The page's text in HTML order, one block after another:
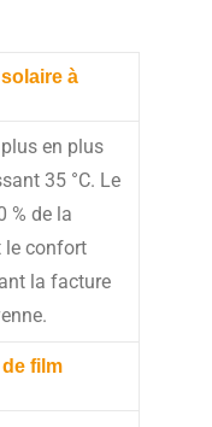
à
en plus
35 °C. Le
% de la
le confort
la facture
film